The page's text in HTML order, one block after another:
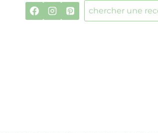
chercher une